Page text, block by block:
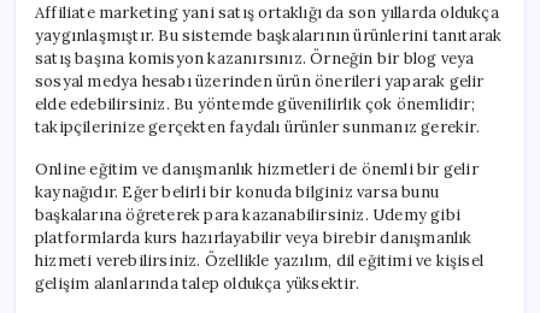
Affiliate marketing yani satış ortaklığı da son yıllarda oldukça
yaygınlaşmıştır. Bu sistemde başkalarının ürünlerini tanıtarak
satış başına komisyon kazanırsınız. Örneğin bir blog veya
sosyal medya hesabı üzerinden ürün önerileri yaparak gelir
elde edebilirsiniz. Bu yöntemde güvenilirlik çok önemlidir;
takipçilerinize gerçekten faydalı ürünler sunmanız gerekir.
Online eğitim ve danışmanlık hizmetleri de önemli bir gelir
kaynağıdır. Eğer belirli bir konuda bilginiz varsa bunu
başkalarına öğreterek para kazanabilirsiniz. Udemy gibi
platformlarda kurs hazırlayabilir veya birebir danışmanlık
hizmeti verebilirsiniz. Özellikle yazılım, dil eğitimi ve kişisel
gelişim alanlarında talep oldukça yüksektir.